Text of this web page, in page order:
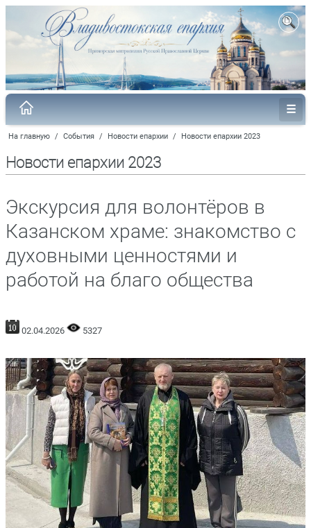
На главную / События / Новости епархии / Новости епархии 2023
Новости епархии 2023
Экскурсия для волонтёров в
Казанском храме: знакомство с
духовными ценностями и
работой на благо общества
02.04.2026 5327